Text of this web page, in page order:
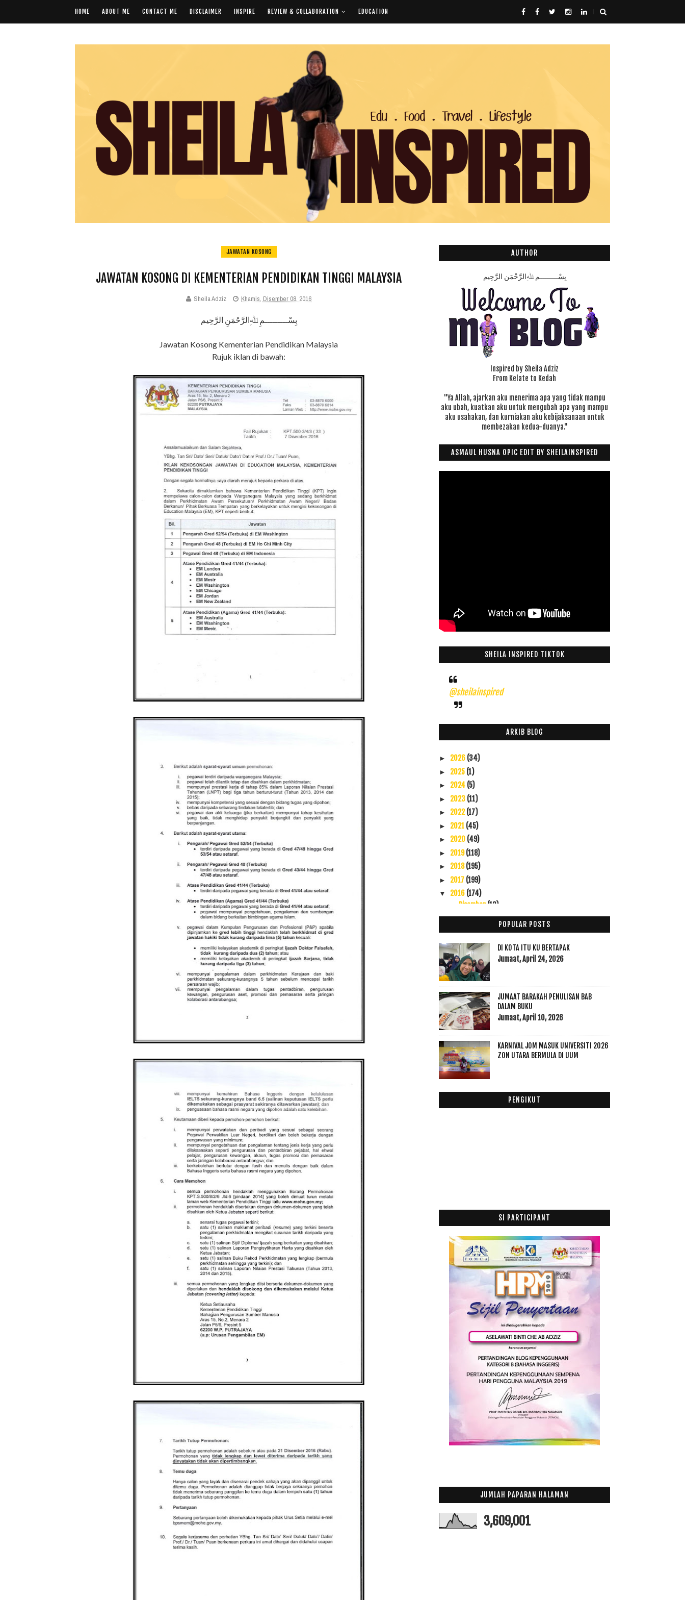
HOME ABOUT ME CONTACT ME DISCLAIMER INSPIRE REVIEW & COLLABORATION EDUCATION
JAWATAN KOSONG
JAWATAN KOSONG DI KEMENTERIAN PENDIDIKAN TINGGI MALAYSIA
Sheila Adziz Khamis, Disember 08, 2016
بِسْـــــــــمِ ﷲِالرَّحْمَنِ الرَّحِيم
Jawatan Kosong Kementerian Pendidikan Malaysia
Rujuk iklan di bawah:
AUTHOR
بِسْـــــــــمِ ﷲِالرَّحْمَنِ الرَّحِيم
Inspired by Sheila Adziz
From Kelate to Kedah
"Ya Allah, ajarkan aku menerima apa yang tidak mampu
aku ubah, kuatkan aku untuk mengubah apa yang mampu
aku usahakan, dan kurniakan aku kebijaksanaan untuk
membezakan kedua-duanya."
ASMAUL HUSNA OPIC EDIT BY SHEILAINSPIRED
SHEILA INSPIRED TIKTOK
@sheilainspired
ARKIB BLOG
► 2026 (34)
► 2025 (1)
► 2024 (5)
► 2023 (11)
► 2022(17)
► 2021 (45)
► 2020 (49)
► 2019(118)
► 2018(195)
► 2017 (199)
▼ 2016 (174)
Disember(13)
Allahuakhbar... Rezeki Allah Ya Razzaq
Minyak Angin dan Minuman Instan Dari Indon,
Turnit...
Contact Me
Bila Ular Menjadi Permainan Anak-anak
Family Day 2016 Ofis Ku Menghilangkan Bosan Anak-
anak
Gulai Ikan Asam Masam Nyok-nyok
Sudah 4 Tahun Berlalu
Hujan
Bantuan Khas 2017
Warna Warni Pertabalan Yang Dipertuan Agong ke 15
...
Nikmatnya Ujian Itu
Jawatan Kosong di Kementerian Pendidikan Tinggi
►Mei(1)
►Mac(16)
Februari(29)
►Januari(52)
►2015
(53)
(100)
(63)
POPULAR POSTS
DI KOTA ITU KU BERTAPAK
Jumaat, April 24, 2026
JUMAAT BARAKAH PENULISAN BAB
DALAM BUKU
Jumaat, April 10, 2026
KARNIVAL JOM MASUK UNIVERSITI 2026
ZON UTARA BERMULA DI UUM
PENGIKUT
SI PARTICIPANT
JUMLAH PAPARAN HALAMAN
3,609,001